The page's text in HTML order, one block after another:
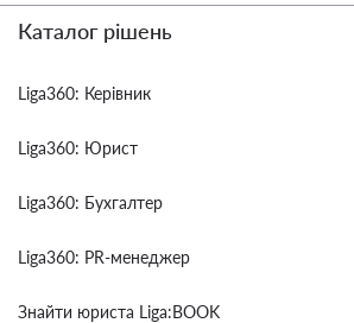
Каталог рішень
Liga360: Керівник
Liga360: Юрист
Liga360: Бухгалтер
Liga360: PR-менеджер
Знайти юриста Liga:BOOK